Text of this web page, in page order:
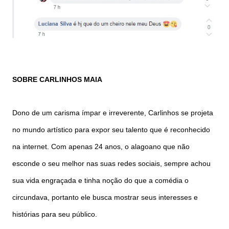
SOBRE CARLINHOS MAIA
Dono de um carisma ímpar e irreverente, Carlinhos se projeta
no mundo artístico para expor seu talento que é reconhecido
na internet. Com apenas 24 anos, o alagoano que não
esconde o seu melhor nas suas redes sociais, sempre achou
sua vida engraçada e tinha noção do que a comédia o
circundava, portanto ele busca mostrar seus interesses e
histórias para seu público.